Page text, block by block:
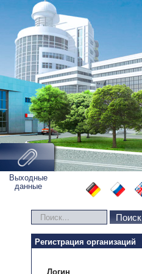
Выходные
данные
Искать... Поиск
Регистрация организаций
Логин